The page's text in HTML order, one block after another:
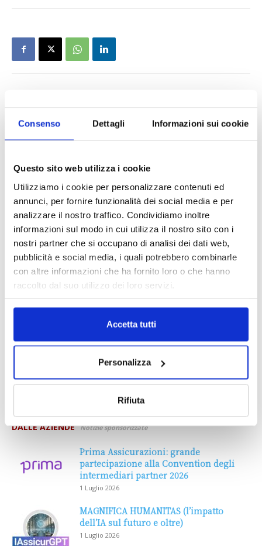
Consenso Dettagli Informazioni sui cookie
Questo sito web utilizza i cookie
Utilizziamo i cookie per personalizzare contenuti ed
annunci, per fornire funzionalità dei social media e per
analizzare il nostro traffico. Condividiamo inoltre
informazioni sul modo in cui utilizza il nostro sito con i
nostri partner che si occupano di analisi dei dati web,
pubblicità e social media, i quali potrebbero combinarle
con altre informazioni che ha fornito loro o che hanno
raccolto dal suo utilizzo dei loro servizi.
Accetta tutti
Personalizza
Rifiuta
DALLE AZIENDENotizie sponsorizzate
Prima Assicurazioni: grande
partecipazione alla Convention degli
intermediari partner 2026
1 Luglio 2026
MAGNIFICA HUMANITAS (l’impatto
dell’IA sul futuro e oltre)
1 Luglio 2026